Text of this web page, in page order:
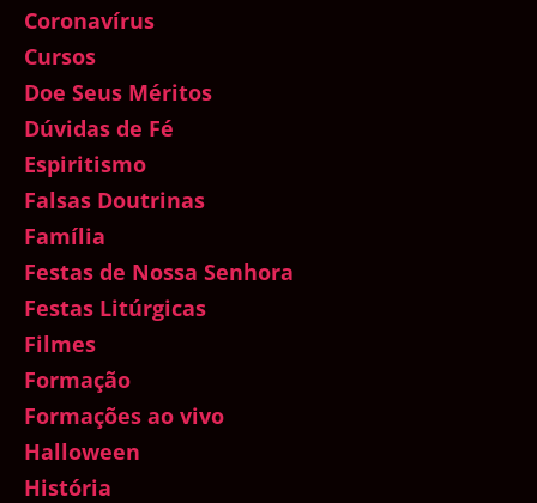
Coronavírus
Cursos
Doe Seus Méritos
Dúvidas de Fé
Espiritismo
Falsas Doutrinas
Família
Festas de Nossa Senhora
Festas Litúrgicas
Filmes
Formação
Formações ao vivo
Halloween
História